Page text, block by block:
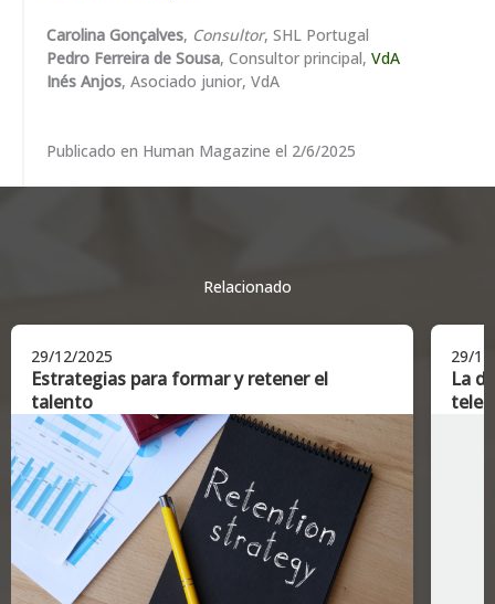
Carolina Gonçalves, Consultor, SHL Portugal
Pedro Ferreira de Sousa, Consultor principal, VdA
Inés Anjos, Asociado junior, VdA
Publicado en Human Magazine el 2/6/2025
Relacionado
29/12/2025
Estrategias para formar y retener el
talento
29/
La